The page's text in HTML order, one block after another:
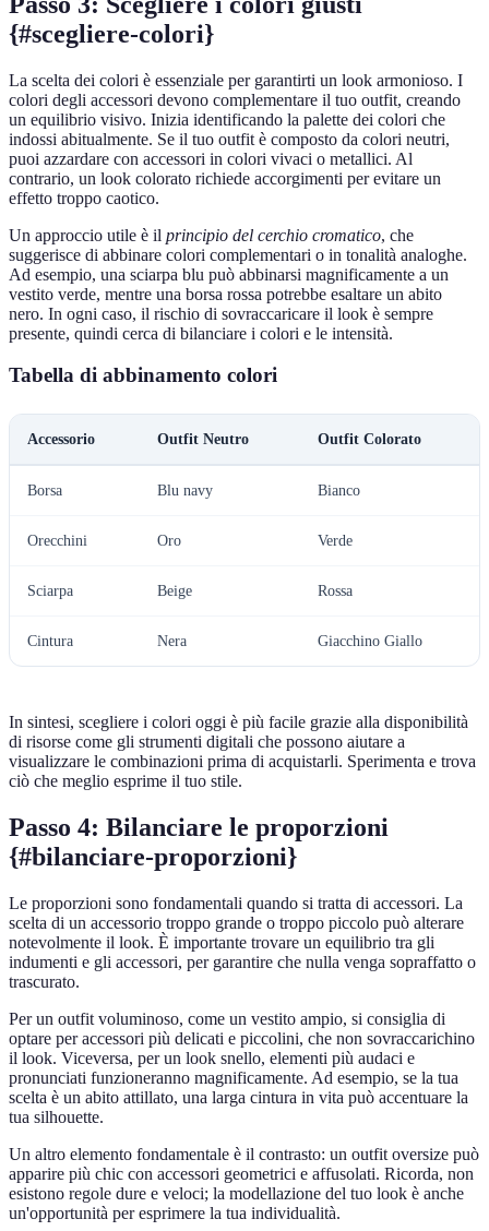
{#scegliere-colori}
La scelta dei colori è essenziale per garantirti un look armonioso. I
colori degli accessori devono complementare il tuo outfit, creando
un equilibrio visivo. Inizia identificando la palette dei colori che
indossi abitualmente. Se il tuo outfit è composto da colori neutri,
puoi azzardare con accessori in colori vivaci o metallici. Al
contrario, un look colorato richiede accorgimenti per evitare un
effetto troppo caotico.
Un approccio utile è il principio del cerchio cromatico, che
suggerisce di abbinare colori complementari o in tonalità analoghe.
Ad esempio, una sciarpa blu può abbinarsi magnificamente a un
vestito verde, mentre una borsa rossa potrebbe esaltare un abito
nero. In ogni caso, il rischio di sovraccaricare il look è sempre
presente, quindi cerca di bilanciare i colori e le intensità.
Tabella di abbinamento colori
Accessorio Outfit Neutro Outfit Colorato
Borsa Blu navy Bianco
Orecchini Oro Verde
Sciarpa Beige Rossa
Cintura Nera Giacchino Giallo
In sintesi, scegliere i colori oggi è più facile grazie alla disponibilità
di risorse come gli strumenti digitali che possono aiutare a
visualizzare le combinazioni prima di acquistarli. Sperimenta e trova
ciò che meglio esprime il tuo stile.
Passo 4: Bilanciare le proporzioni
{#bilanciare-proporzioni}
Le proporzioni sono fondamentali quando si tratta di accessori. La
scelta di un accessorio troppo grande o troppo piccolo può alterare
notevolmente il look. È importante trovare un equilibrio tra gli
indumenti e gli accessori, per garantire che nulla venga sopraffatto o
trascurato.
Per un outfit voluminoso, come un vestito ampio, si consiglia di
optare per accessori più delicati e piccolini, che non sovraccarichino
il look. Viceversa, per un look snello, elementi più audaci e
pronunciati funzioneranno magnificamente. Ad esempio, se la tua
scelta è un abito attillato, una larga cintura in vita può accentuare la
tua silhouette.
Un altro elemento fondamentale è il contrasto: un outfit oversize può
apparire più chic con accessori geometrici e affusolati. Ricorda, non
esistono regole dure e veloci; la modellazione del tuo look è anche
un'opportunità per esprimere la tua individualità.